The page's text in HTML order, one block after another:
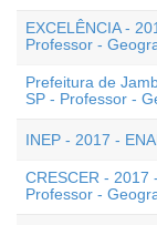
EXCELÊNCIA -
Professor -
Prefeitura de
SP - Professor -
INEP - 2017 -
CRESCER - 2017
Professor -